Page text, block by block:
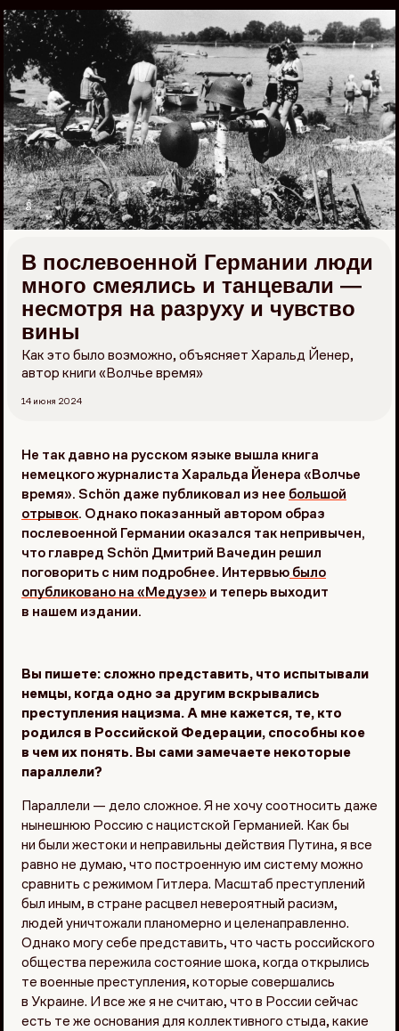
к
материалам
В послевоенной Германии люди
много смеялись и танцевали —
несмотря на разруху и чувство
вины
Как это было возможно, объясняет Харальд Йенер,
автор книги «Волчье время»
14 июня 2024
Не так давно на русском языке вышла книга
немецкого журналиста Харальда Йенера «Волчье
время». Schön даже публиковал из нее большой
отрывок. Однако показанный автором образ
послевоенной Германии оказался так непривычен,
что главред Schön Дмитрий Вачедин решил
поговорить с ним подробнее. Интервью было
опубликовано на «Медузе» и теперь выходит
в нашем издании.
Вы пишете: сложно представить, что испытывали
немцы, когда одно за другим вскрывались
преступления нацизма. А мне кажется, те, кто
родился в Российской Федерации, способны кое
в чем их понять. Вы сами замечаете некоторые
параллели?
Параллели — дело сложное. Я не хочу соотносить даже
нынешнюю Россию с нацистской Германией. Как бы
ни были жестоки и неправильны действия Путина, я все
равно не думаю, что построенную им систему можно
сравнить с режимом Гитлера. Масштаб преступлений
был иным, в стране расцвел невероятный расизм,
людей уничтожали планомерно и целенаправленно.
Однако могу себе представить, что часть российского
общества пережила состояние шока, когда открылись
те военные преступления, которые совершались
в Украине. И все же я не считаю, что в России сейчас
есть те же основания для коллективного стыда, какие